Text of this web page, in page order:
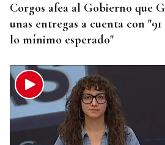
Corgos afea al Gobierno que
unas entregas a cuenta con
lo mínimo esperado"